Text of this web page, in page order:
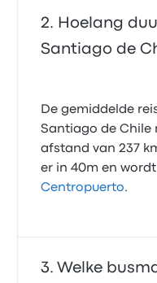
Hoelang
Santiago de
De gemiddelde
Santiago de Chile
afstand van 237
er in 40m en
Centropuerto.
Welke